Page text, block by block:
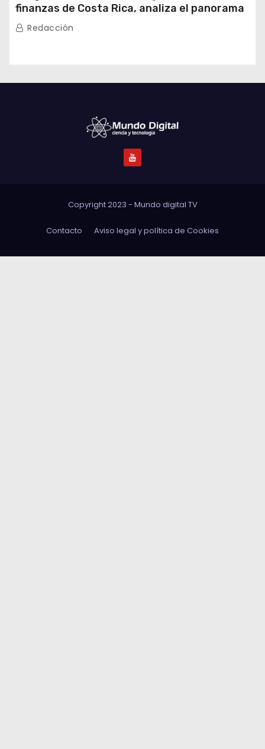
finanzas de Costa Rica, analiza el panorama
económico de América Latina y el rol de
China
Redacción
Copyright 2023 - Mundo digital TV
Contacto Aviso legal y política de Cookies